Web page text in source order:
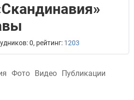
0, рейтинг: 1203
Фото Видео Публикации